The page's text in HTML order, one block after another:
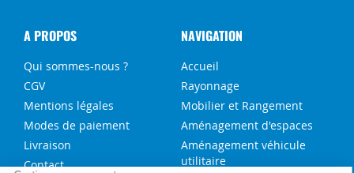
A PROPOS
Qui sommes-nous ?
CGV
Mentions légales
Modes de paiement
Livraison
Contact
NAVIGATION
Accueil
Rayonnage
Mobilier et Rangement
Aménagement d'espaces
Aménagement véhicule
utilitaire